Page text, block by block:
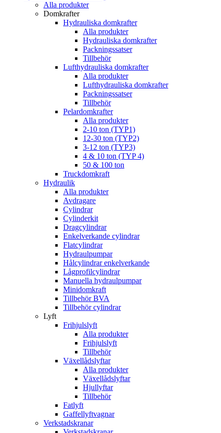
Alla produkter
Domkrafter
Hydrauliska domkrafter
Alla produkter
Hydrauliska domkrafter
Packningssatser
Tillbehör
Lufthydrauliska domkrafter
Alla produkter
Lufthydrauliska domkrafter
Packningssatser
Tillbehör
Pelardomkrafter
Alla produkter
2-10 ton (TYP1)
12-30 ton (TYP2)
3-12 ton (TYP3)
4 & 10 ton (TYP 4)
50 & 100 ton
Truckdomkraft
Hydraulik
Alla produkter
Avdragare
Cylindrar
Cylinderkit
Dragcylindrar
Enkelverkande cylindrar
Flatcylindrar
Hydraulpumpar
Hålcylindrar enkelverkande
Lågprofilcylindrar
Manuella hydraulpumpar
Minidomkraft
Tillbehör BVA
Tillbehör cylindrar
Lyft
Frihjulslyft
Alla produkter
Frihjulslyft
Tillbehör
Växellådslyftar
Alla produkter
Växellådslyftar
Hjullyftar
Tillbehör
Fatlyft
Gaffellyftvagnar
Verkstadskranar